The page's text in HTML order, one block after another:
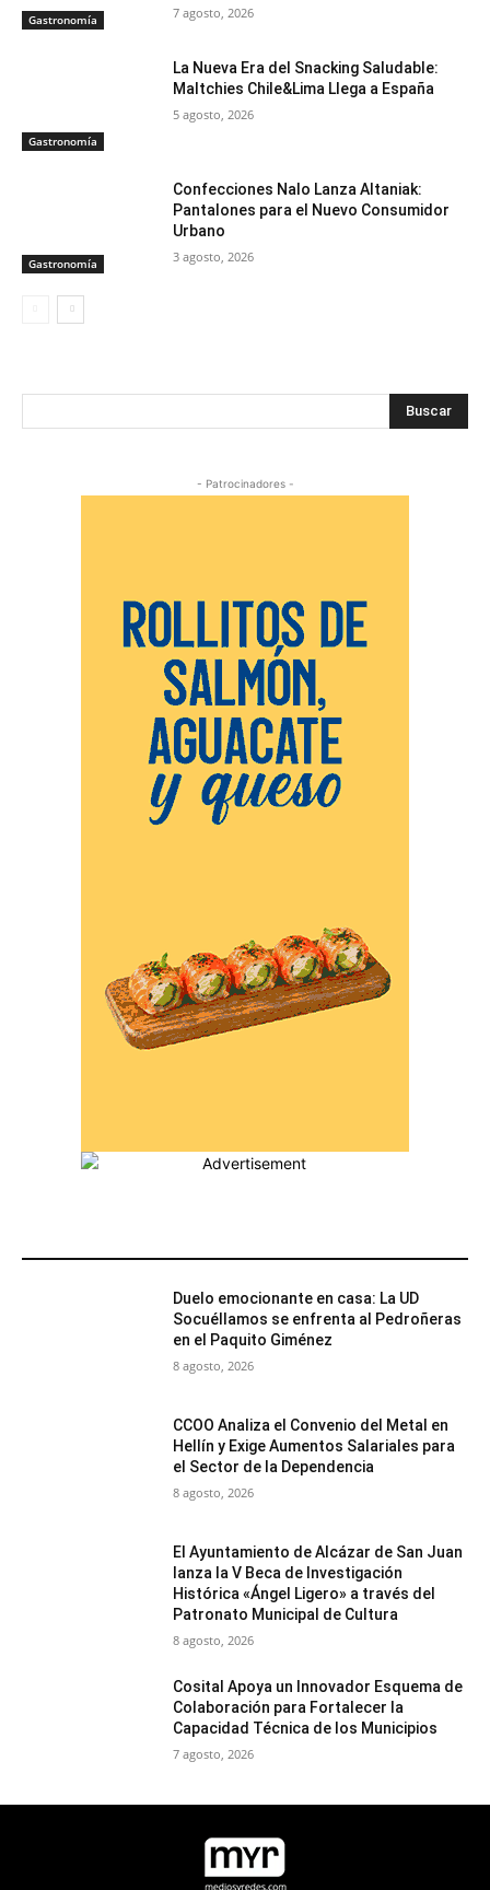
Gastronomía 7 agosto, 2026
Gastronomía
La Nueva Era del Snacking Saludable:
Maltchies Chile&Lima Llega a España
5 agosto, 2026
Gastronomía
Confecciones Nalo Lanza Altaniak:
Pantalones para el Nuevo Consumidor
Urbano
3 agosto, 2026
Buscar
- Patrocinadores -
Duelo emocionante en casa: La UD
Socuéllamos se enfrenta al Pedroñeras
en el Paquito Giménez
8 agosto, 2026
CCOO Analiza el Convenio del Metal en
Hellín y Exige Aumentos Salariales para
el Sector de la Dependencia
8 agosto, 2026
El Ayuntamiento de Alcázar de San Juan
lanza la V Beca de Investigación
Histórica «Ángel Ligero» a través del
Patronato Municipal de Cultura
8 agosto, 2026
Cosital Apoya un Innovador Esquema de
Colaboración para Fortalecer la
Capacidad Técnica de los Municipios
7 agosto, 2026